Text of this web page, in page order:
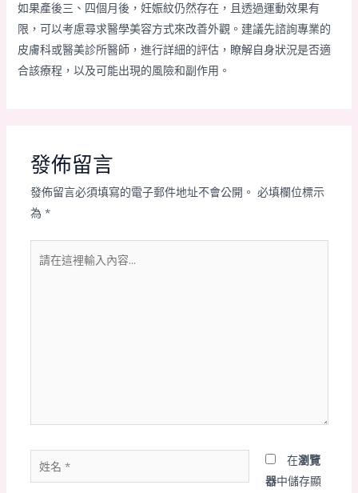
如果產後三、四個月後，妊娠紋仍然存在，且透過運動效果有
限，可以考慮尋求醫學美容方式來改善外觀。建議先諮詢專業的
皮膚科或醫美診所醫師，進行詳細的評估，瞭解自身狀況是否適
合該療程，以及可能出現的風險和副作用。
發佈留言
發佈留言必須填寫的電子郵件地址不會公開。 必填欄位標示
為 *
在
名
在瀏覽
器中儲存顯